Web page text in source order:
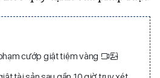
cướp giật tiệm vàng